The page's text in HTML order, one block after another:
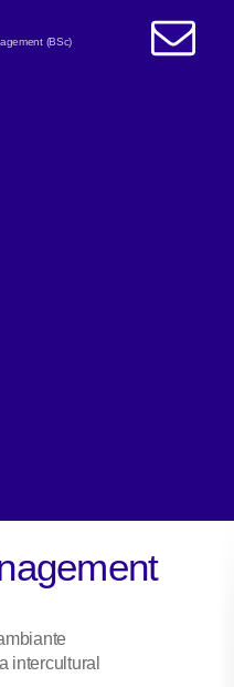
(BSc)
intercultural